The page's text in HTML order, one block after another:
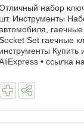
набор
шт. Инструменты
Set гаечные
инструменты Купить
• ссылка
сейчас снижена на